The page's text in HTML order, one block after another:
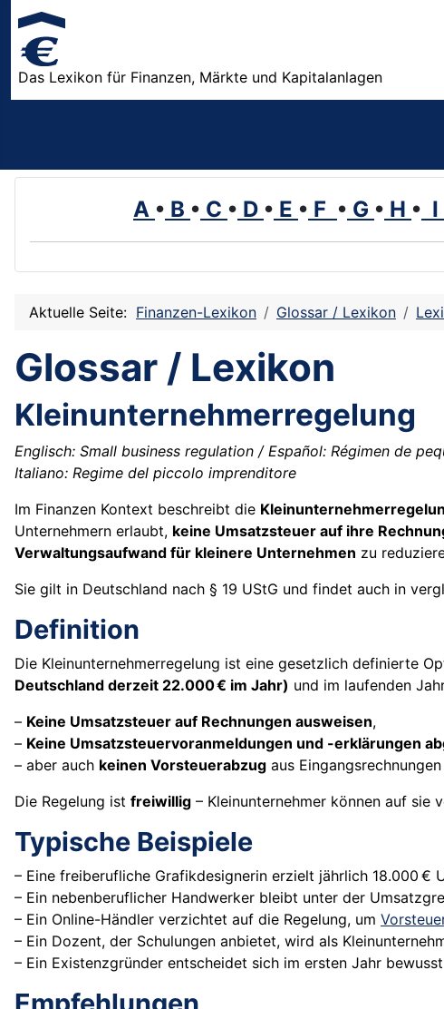
Das Lexikon für Finanzen, Märkte und Kapitalanlagen
A • B • C • D • E • F • G • H • I
Aktuelle Seite: Finanzen-Lexikon Glossar / Lexikon
Glossar / Lexikon
Kleinunternehmerregelung
Englisch: Small business regulation / Español: Régimen de
Italiano: Regime del piccolo imprenditore
Im Finanzen Kontext beschreibt die
Unternehmern erlaubt, keine Umsatzsteuer auf ihre
Verwaltungsaufwand für kleinere Unternehmen zu
Sie gilt in Deutschland nach § 19 UStG und findet auch in
Definition
Die Kleinunternehmerregelung ist eine gesetzlich definierte
Deutschland derzeit 22.000 € im Jahr) und im laufenden
– Keine Umsatzsteuer auf Rechnungen ausweisen,
– Keine Umsatzsteuervoranmeldungen und -erklärungen
– aber auch keinen Vorsteuerabzug aus
Die Regelung ist freiwillig – Kleinunternehmer können auf sie
Typische Beispiele
– Eine freiberufliche Grafikdesignerin erzielt jährlich 18.000 €
– Ein nebenberuflicher Handwerker bleibt unter der
– Ein Online-Händler verzichtet auf die Regelung, um
– Ein Dozent, der Schulungen anbietet, wird als
– Ein Existenzgründer entscheidet sich im ersten Jahr